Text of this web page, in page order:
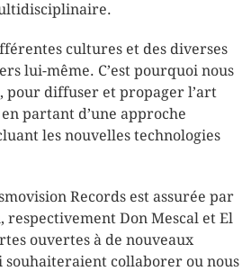
cultures et des diverses
lui-même. C’est pourquoi nous
pour diffuser et propager l’art
partant d’une approche
les nouvelles technologies
Records est assurée par
respectivement Don Mescal et El
ouvertes à de nouveaux
collaborer ou nous